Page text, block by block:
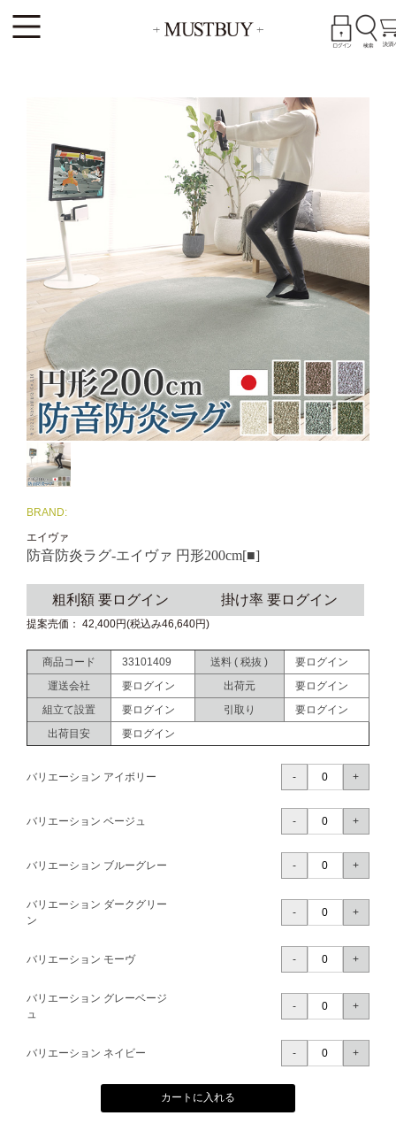
BRAND:
エイヴァ
防音防炎ラグ-エイヴァ 円形200cm[■]
粗利額 要ログイン 掛け率 要ログイン
提案売価： 42,400円(税込み46,640円)
商品コード 33101409 送料 ( 税抜 )
要ログイン
運送会社
要ログイン 出荷元
要ログイン
組立て設置
要ログイン 引取り
要ログイン
出荷目安
要ログイン
バリエーション アイボリー
バリエーション ベージュ
バリエーション ブルーグレー
バリエーション ダークグリー
ン
バリエーション モーヴ
バリエーション グレーベージ
ュ
バリエーション ネイビー
カートに入れる